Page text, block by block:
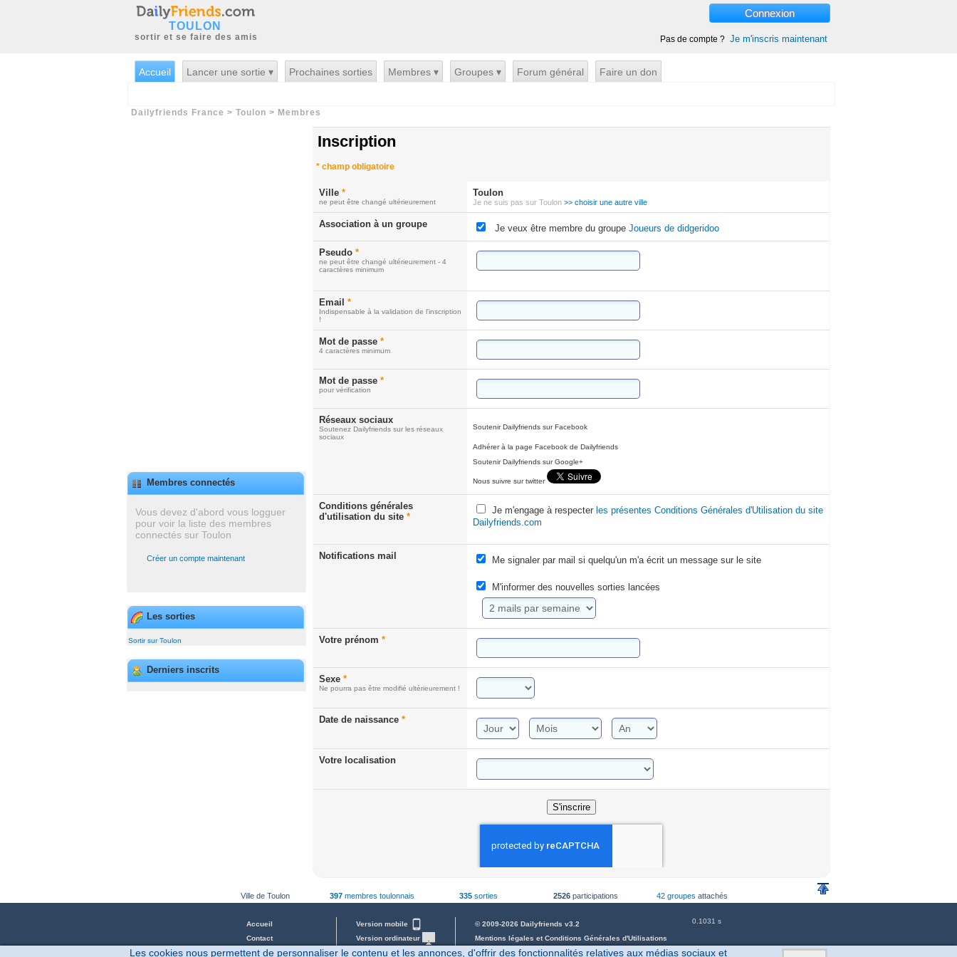
TOULON
sortir et se faire des amis
Connexion
Pas de compte ? Je m'inscris maintenant
Accueil Lancer une sortie ▾ Prochaines sorties Membres ▾ Groupes ▾ Forum général Faire un don
Dailyfriends France > Toulon > Membres
Membres connectés
Vous devez d'abord vous logguer
pour voir la liste des membres
connectés sur Toulon
Créer un compte maintenant
Les sorties
Sortir sur Toulon
Derniers inscrits
Inscription
*champ obligatoire
Ville *
ne peut être changé ultérieurement
Toulon
Je ne suis pas sur Toulon >> choisir une autre ville
Association à un groupe Je veux être membre du groupeJoueurs de didgeridoo
Pseudo *
ne peut être changé ultérieurement - 4
caractères minimum
Email *
Indispensable à la validation de l'inscription
!
Mot de passe *
4 caractères minimum
Mot de passe *
pour vérification
Réseaux sociaux
Soutenez Dailyfriends sur les réseaux
sociaux
Soutenir Dailyfriends sur Facebook
Adhérer à la page Facebook de Dailyfriends
Soutenir Dailyfriends sur Google+
Nous suivre sur twitter
Conditions générales
d'utilisation du site *
Je m'engage à respecter les présentes Conditions Générales d'Utilisation du site
Dailyfriends.com
Notifications mail Me signaler par mail si quelqu'un m'a écrit un message sur le site
M'informer des nouvelles sorties lancées
Votre prénom *
Sexe *
Ne pourra pas être modifié ultérieurement !
Date de naissance *
Votre localisation
S'inscrire
Ville de Toulon 397membres toulonnais 335 sorties 2526participations 42 groupes attachés
Accueil
Contact
Blog & aide en ligne
Version mobile
Version ordinateur
Mot de passe perdu
© 2009-2026 Dailyfriends v3.2
Mentions légales et Conditions Générales d'Utilisations
08/08/2026 00:41
0.1031 s
Les cookies nous permettent de personnaliser le contenu et les annonces, d'offrir des fonctionnalités relatives aux médias sociaux et